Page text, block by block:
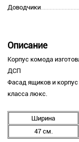
Доводчики
Описание
Корпус комода
ДСП
Фасад ящиков и
класса люкс.
Ширина
47 см.